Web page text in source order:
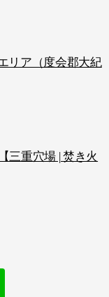
リア（度会郡大紀
三重穴場 | 焚き火